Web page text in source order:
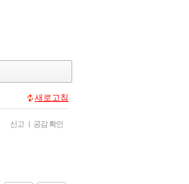
새로고침
신고 | 공감 확인